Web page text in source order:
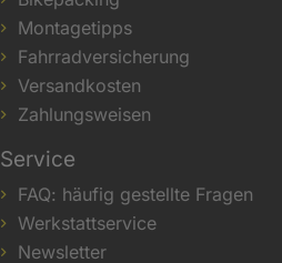
Montagetipps
Fahrradversicherung
Versandkosten
Zahlungsweisen
Service
FAQ: häufig gestellte Fragen
Werkstattservice
Newsletter